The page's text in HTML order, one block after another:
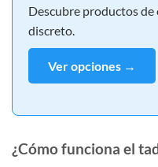
Descubre productos
discreto.
Ver opciones →
¿Cómo funciona el